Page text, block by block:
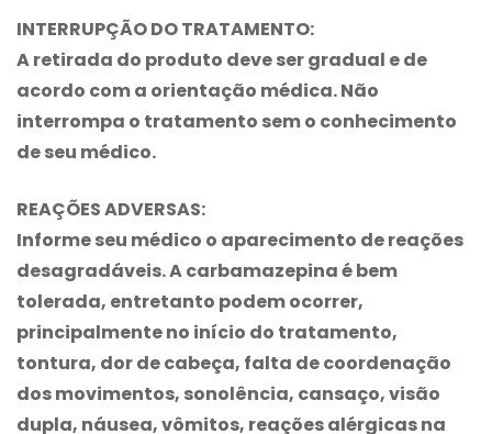
INTERRUPÇÃO DO TRATAMENTO:
A retirada do produto deve ser gradual e de
acordo com a orientação médica. Não
interrompa o tratamento sem o conhecimento
de seu médico.
REAÇÕES ADVERSAS:
Informe seu médico o aparecimento de reações
desagradáveis. Acarbamazepinaé bem
tolerada, entretanto podem ocorrer,
principalmente no início do tratamento,
tontura, dor de cabeça, falta de coordenação
dos movimentos, sonolência, cansaço, visão
dupla, náusea, vômitos, reações alérgicas na